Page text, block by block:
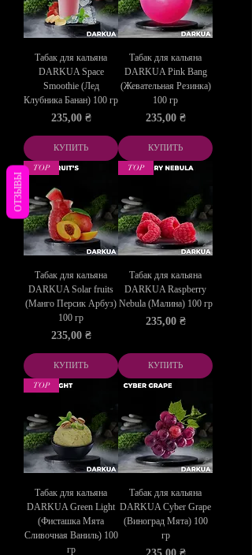
Табак для кальяна
DARKUA Space
Smoothie (Лед
Клубника Банан) 100 гр
Цена
235,00 ₴
КУПИТЬ
Табак для кальяна
DARKUA Pink Bang
(Жевательная Резинка)
100 гр
Цена
235,00 ₴
КУПИТЬ
TOP
Табак для кальяна
DARKUA Solar fruits
(Манго Персик Арбуз)
100 гр
Цена
235,00 ₴
КУПИТЬ
TOP
Табак для кальяна
DARKUA Raspberry
Nebula (Малина) 100 гр
Цена
235,00 ₴
КУПИТЬ
TOP
Табак для кальяна
DARKUA Green Light
(Фисташка Мята
Сливочная Ваниль) 100
гр
Табак для кальяна
DARKUA Cyber Grape
(Виноград Мята) 100
гр
Цена
ОТЗЫВЫ